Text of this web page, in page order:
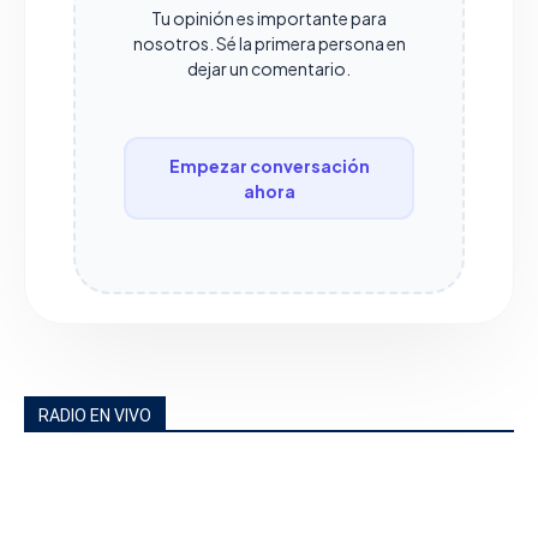
Tu opinión es importante para
nosotros. Sé la primera persona en
dejar un comentario.
Empezar conversación
ahora
RADIO EN VIVO